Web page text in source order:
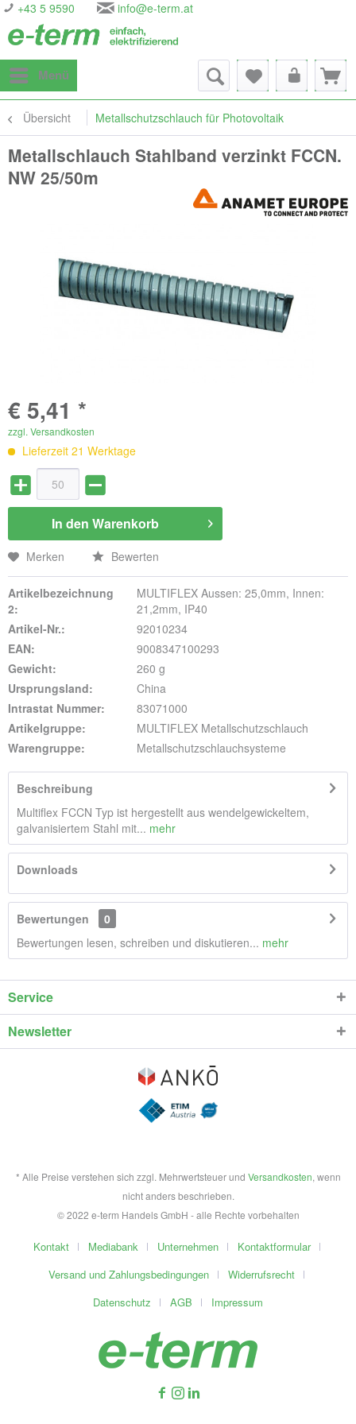
+43 5 9590 info@e-term.at
Menü
Übersicht Metallschutzschlauch für Photovoltaik
Metallschlauch Stahlband verzinkt FCCN.
NW 25/50m
€ 5,41 *
zzgl. Versandkosten
Lieferzeit 21 Werktage
In den Warenkorb
Merken Bewerten
Artikelbezeichnung
2:
MULTIFLEX Aussen: 25,0mm, Innen:
21,2mm, IP40
Artikel-Nr.:
92010234
EAN:
9008347100293
Gewicht:
260 g
Ursprungsland:
China
Intrastat Nummer:
83071000
Artikelgruppe:
MULTIFLEX Metallschutzschlauch
Warengruppe:
Metallschutzschlauchsysteme
Beschreibung
Multiflex FCCN Typ ist hergestellt aus wendelgewickeltem,
galvanisiertem Stahl mit... mehr
Downloads
Bewertungen
0
Bewertungen lesen, schreiben und diskutieren... mehr
Service
Newsletter
* Alle Preise verstehen sich zzgl. Mehrwertsteuer und Versandkosten, wenn
nicht anders beschrieben.
© 2022 e-term Handels GmbH - alle Rechte vorbehalten
Kontakt Mediabank Unternehmen
Kontaktformular
Versand und Zahlungsbedingungen
Widerrufsrecht
Datenschutz
AGB Impressum